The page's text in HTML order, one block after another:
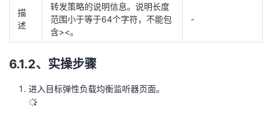
描
述
转发策略的说明信息。说明长度
范围小于等于64个字符，不能包
含><。
-
6.1.2、实操步骤
进入目标弹性负载均衡监听器页面。